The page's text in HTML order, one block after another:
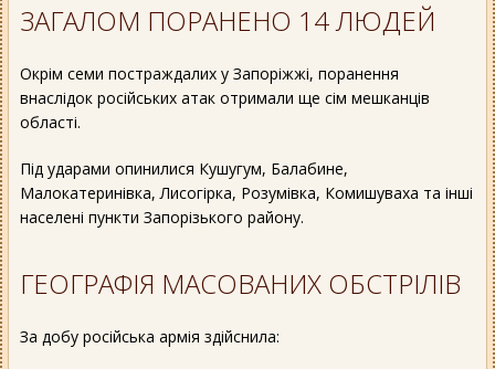
ЗАГАЛОМ ПОРАНЕНО 14 ЛЮДЕЙ
Окрім семи постраждалих у Запоріжжі, поранення
внаслідок російських атак отримали ще сім мешканців
області.
Під ударами опинилися Кушугум, Балабине,
Малокатеринівка, Лисогірка, Розумівка, Комишуваха та інші
населені пункти Запорізького району.
ГЕОГРАФІЯ МАСОВАНИХ ОБСТРІЛІВ
За добу російська армія здійснила: